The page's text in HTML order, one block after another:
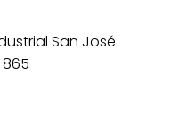
San José
865